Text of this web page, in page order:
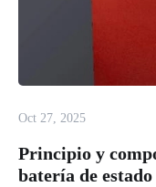
Oct 27, 2025
Principio y
batería de